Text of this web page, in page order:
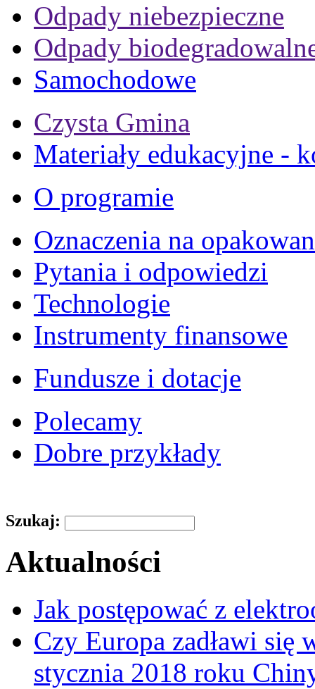
Odpady niebezpieczne
Odpady
Samochodowe
Czysta Gmina
Materiały edukacyjne -
O programie
Oznaczenia na
Pytania i odpowiedzi
Technologie
Instrumenty finansowe
Fundusze i dotacje
Polecamy
Dobre przykłady
Szukaj:
Aktualności
Jak postępować z
Czy Europa zadławi się
stycznia 2018 roku